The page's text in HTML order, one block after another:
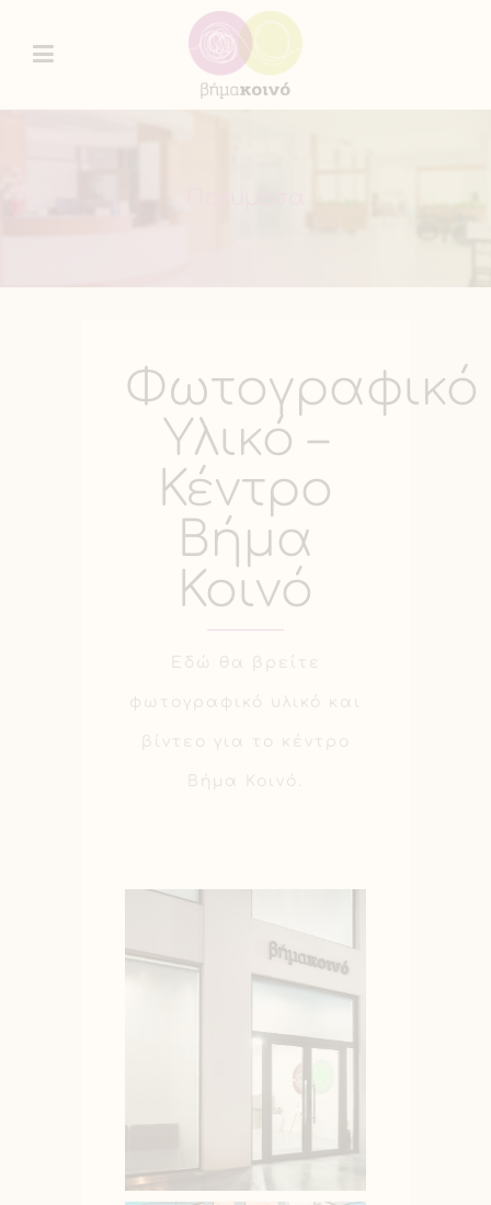
Φωτογραφικό
Υλικό –
Κέντρο
Βήμα
Κοινό
Εδώ θα βρείτε
φωτογραφικό υλικό και
βίντεο για το κέντρο
Βήμα Κοινό.